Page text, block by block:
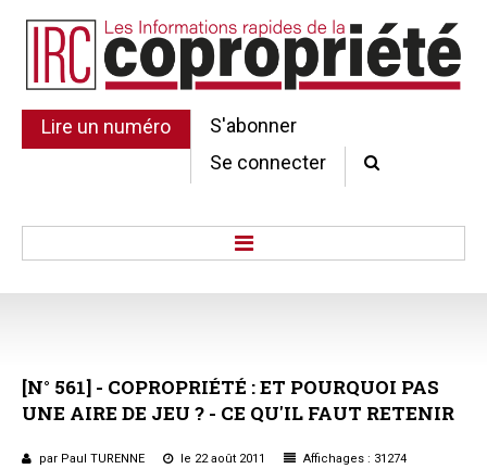
Lire un numéro
S'abonner
Se connecter
Au Parlement
Gestion et maintenance
Pratique de la copro.
[N° 561] - COPROPRIÉTÉ :ET POURQUOI PAS
UNE AIRE DE JEU ? - CE QU'IL FAUT RETENIR
par Paul TURENNE le 22 août 2011 Affichages : 31274